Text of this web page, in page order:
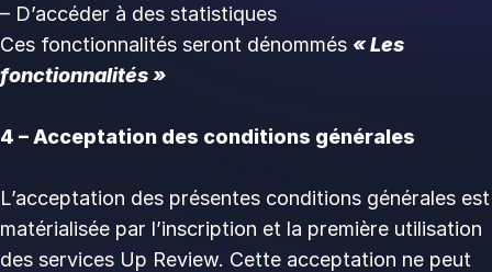
– D’accéder à des statistiques
Ces fonctionnalités seront dénommés « Les
fonctionnalités »
4 – Acceptation des conditions générales
L’acceptation des présentes conditions générales est
matérialisée par l’inscription et la première utilisation
des services Up Review. Cette acceptation ne peut